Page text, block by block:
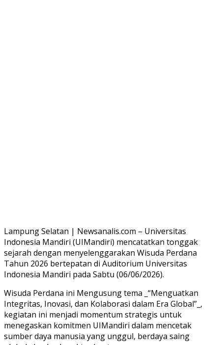
Lampung Selatan | Newsanalis.com – Universitas
Indonesia Mandiri (UIMandiri) mencatatkan tonggak
sejarah dengan menyelenggarakan Wisuda Perdana
Tahun 2026 bertepatan di Auditorium Universitas
Indonesia Mandiri pada Sabtu (06/06/2026).
Wisuda Perdana ini Mengusung tema _“Menguatkan
Integritas, Inovasi, dan Kolaborasi dalam Era Global”_,
kegiatan ini menjadi momentum strategis untuk
menegaskan komitmen UIMandiri dalam mencetak
sumber daya manusia yang unggul, berdaya saing